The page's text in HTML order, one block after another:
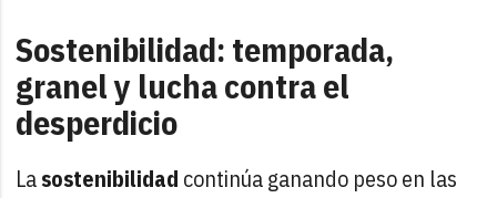
Sostenibilidad: temporada,
granel y lucha contra el
desperdicio
Lasostenibilidad continúa ganando peso en las